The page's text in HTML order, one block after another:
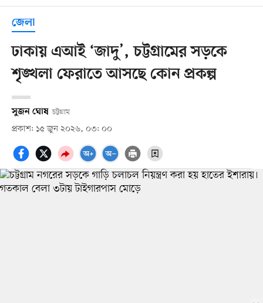
জেলা
ঢাকায় এআই ‘জাদু’, চট্টগ্রামের সড়কে
শৃঙ্খলা ফেরাতে আসছে কোন প্রকল্প
সুজন ঘোষ চট্টগ্রাম
প্রকাশ: ১৫ জুন ২০২৬, ০৩: ০০